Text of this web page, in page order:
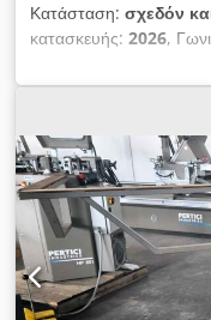
Κατάσταση: σχεδόν
κατασκευής: 2026,
WEGOMA Το μοντέλο
τοποθέτησης ανάλογα
μετατρέψιμο και
• διπλό ποδοπέταλο
μαξιλάρια στήριξης
στήριξης • δεύτερο
συμπίεσης κατόπιν
υδροπνευματικό •
μαχαιριών συμπίεσης